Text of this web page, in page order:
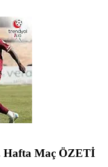
Hafta Maç ÖZETİ